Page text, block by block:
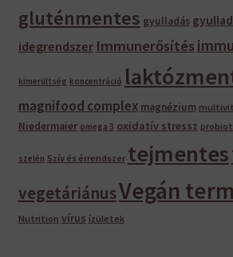
gluténmentes gyulladás
idegrendszer Immunerősítés
kimerültség koncentráció
magnifood complex magnézium
Niedermaier omega 3 oxidatív stressz
szelén Szív és érrendszer tejmentes
vegetáriánusVegán
Nutrition vírus ízületek